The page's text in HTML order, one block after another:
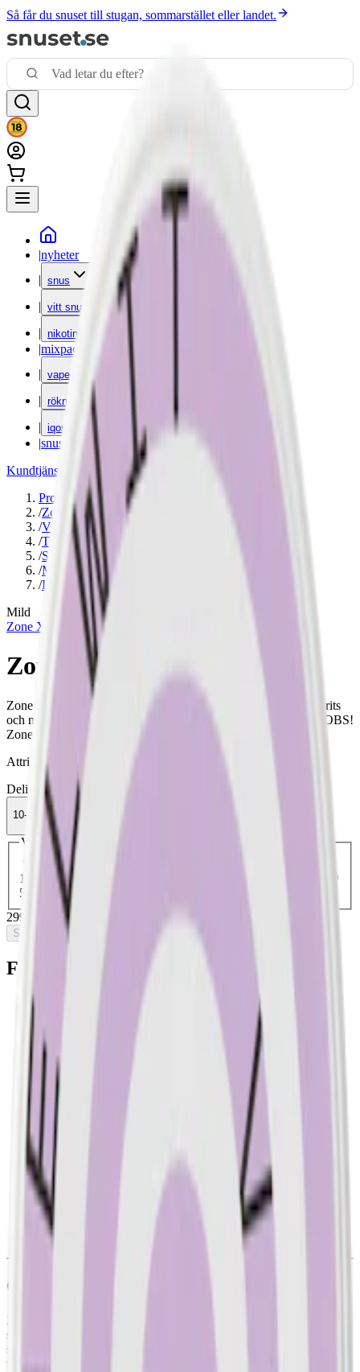
Så får du snuset till stugan, sommarstället eller landet.
|nyheter
| snus
| vitt snus
| nikotinfritt
|mixpack
| vape
| rökning
| iqos
|snuskuriren
Kundtjänst
Varumärken
Produkter
/Zone X
/Vitt snus
/Torr Portion
/Slim
/Mild
/Lakrits
Mild
Zone X
Zone X Dark Flow
Zone X Dark Flow är ett vitt snus med intensiv smak av saltlakrits
och mild styrka, gjort av Skruf Snus. 4,5 mg nikotin per prilla. OBS!
Zone X Dark Flow Medium utgår inom kort ur sortimentet.
Attribut
DelistedLakrits
10-pack 299,90 kr
Slut i lager
Välj antal dosor
1-pack34,90 kr
10-pack 299,90 kr
50-pack1 474,50 kr
299,90 kr
/10-pack
Slut i lager
Fakta om Zone X Dark Flow Vitt Snus
Tillverkare:
Snustyp:
Torrhet:
Styrka
Format/storlek:
Smak:
Ingredienser:
växtfiber, fuktighetsbevarande medel (E422,
glycerol), sötningsmedel (E950, acesulfam k),
surhetsreglerande medel (E500, natriumkarbonater) samt
xylitol, salmiak, vatten, aromer, salt och nikotin.
Om Zone X Dark Flow
Zone X Dark Flow är ett vitt snus med en intensiv smak av nordisk
saltlakrits och en lätt sötma. Tillverkad av Skruf Snus, har denna
slim portion en något smalare och mer långsmal form än det vanliga
traditionella portionssnuset.